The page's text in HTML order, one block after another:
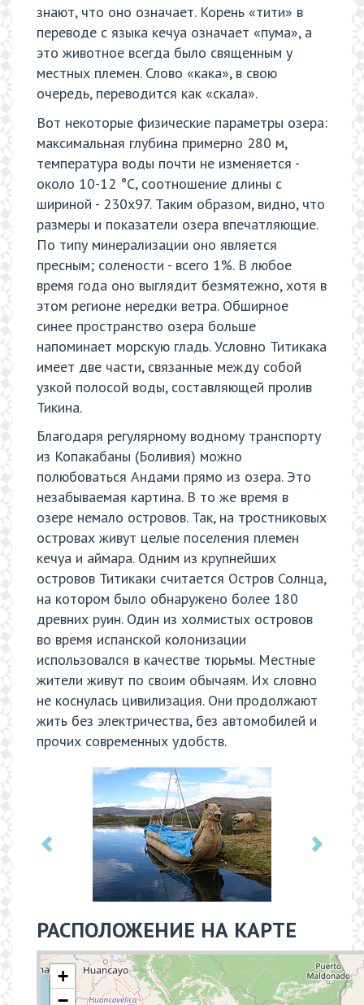
знают, что оно означает. Корень «тити» в
переводе с языка кечуа означает «пума», а
это животное всегда было священным у
местных племен. Слово «кака», в свою
очередь, переводится как «скала».
Вот некоторые физические параметры озера:
максимальная глубина примерно 280 м,
температура воды почти не изменяется -
около 10-12 °C, соотношение длины с
шириной - 230х97. Таким образом, видно, что
размеры и показатели озера впечатляющие.
По типу минерализации оно является
пресным; солености - всего 1%. В любое
время года оно выглядит безмятежно, хотя в
этом регионе нередки ветра. Обширное
синее пространство озера больше
напоминает морскую гладь. Условно Титикака
имеет две части, связанные между собой
узкой полосой воды, составляющей пролив
Тикина.
Благодаря регулярному водному транспорту
из Копакабаны (Боливия) можно
полюбоваться Андами прямо из озера. Это
незабываемая картина. В то же время в
озере немало островов. Так, на тростниковых
островах живут целые поселения племен
кечуа и аймара. Одним из крупнейших
островов Титикаки считается Остров Солнца,
на котором было обнаружено более 180
древних руин. Один из холмистых островов
во время испанской колонизации
использовался в качестве тюрьмы. Местные
жители живут по своим обычаям. Их словно
не коснулась цивилизация. Они продолжают
жить без электричества, без автомобилей и
прочих современных удобств.
РАСПОЛОЖЕНИЕ НА КАРТЕ
+
−